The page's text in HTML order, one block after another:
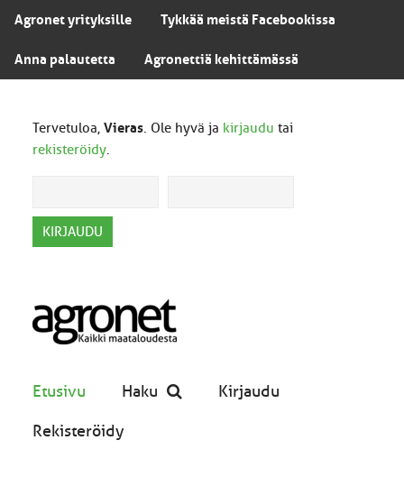
Agronet yrityksille Tykkää meistä Facebookissa
Anna palautetta Agronettiä kehittämässä
Tervetuloa, Vieras. Ole hyvä ja kirjaudu tai
rekisteröidy.
Etusivu Haku Kirjaudu
Rekisteröidy